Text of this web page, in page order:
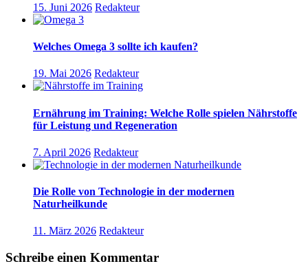
15. Juni 2026 Redakteur
Welches Omega 3 sollte ich kaufen?
19. Mai 2026 Redakteur
Ernährung im Training: Welche Rolle spielen Nährstoffe
für Leistung und Regeneration
7. April 2026 Redakteur
Die Rolle von Technologie in der modernen
Naturheilkunde
11. März 2026 Redakteur
Schreibe einen Kommentar